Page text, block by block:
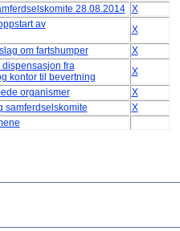
28.08.2014
X
av
X
om fartshumper
X
dispensasjon fra
kontor til bevertning
X
organismer
X
samferdselskomite
X